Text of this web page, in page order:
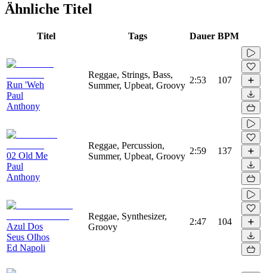
Ähnliche Titel
Titel Tags Dauer BPM
Run 'Weh
Paul
Anthony
Reggae, Strings, Bass,
Summer, Upbeat, Groovy
2:53 107
02 Old Me
Paul
Anthony
Reggae, Percussion,
Summer, Upbeat, Groovy
2:59 137
Azul Dos
Seus Olhos
Ed Napoli
Reggae, Synthesizer,
Groovy
2:47 104